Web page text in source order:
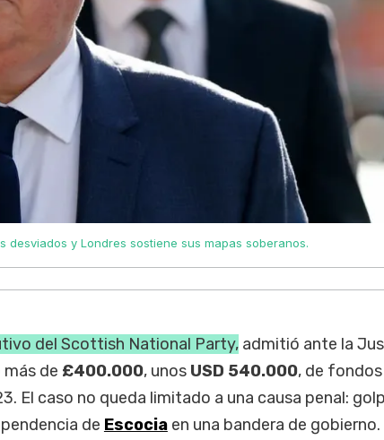
desviados y Londres sostiene sus mapas soberanos.
del Scottish National Party,admitió ante la
de £400.000, unos USD 540.000, de fondos
El caso no queda limitado a una causa penal:
de Escociaen una bandera de gobierno.